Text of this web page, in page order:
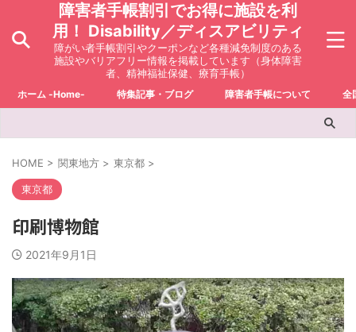
障害者手帳割引でお得に施設を利
用！ Disability／ディスアビリティ
障がい者手帳割引やクーポンなど各種減免制度のある
施設やバリアフリー情報を掲載しています（身体障害
者、精神福祉保健、療育手帳）
ホーム -Home- 特集記事・ブログ 障害者手帳について 全
HOME > 関東地方 > 東京都 >
東京都
印刷博物館
2021年9月1日